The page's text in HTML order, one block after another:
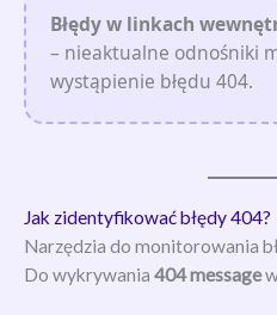
Błędy w linkach
– nieaktualne odnośniki
wystąpienie błędu 404.
Jak zidentyfikować błędy 404?
Narzędzia do monitorowania
Do wykrywania 404 message